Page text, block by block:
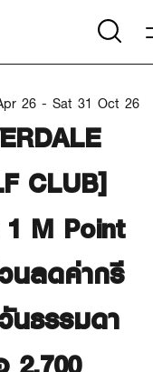
26 - Sat 31 Oct 26
CLUB]
M Point
นลดค่ากรี
ธรรมดา